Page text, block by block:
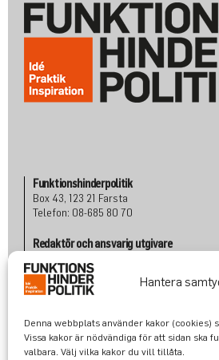
Hantera
Denna webbplats använder kakor (cookies)
Vissa kakor är nödvändiga för att sidan ska
valbara. Välj vilka kakor du vill tillåta.
Funktionshinderpolitik
Box 43, 123 21 Farsta
Telefon: 08-685 80 70
Redaktör och ansvarig utgivare
Telefon: 070 601 80 72
albert@funktionshinderpolitik.se
Om oss
Kontakt